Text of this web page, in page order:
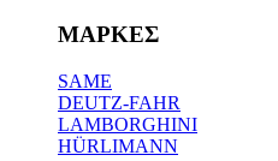
ΜΑΡΚΕΣ
SAME
DEUTZ-FAHR
LAMBORGHINI
HÜRLIMANN